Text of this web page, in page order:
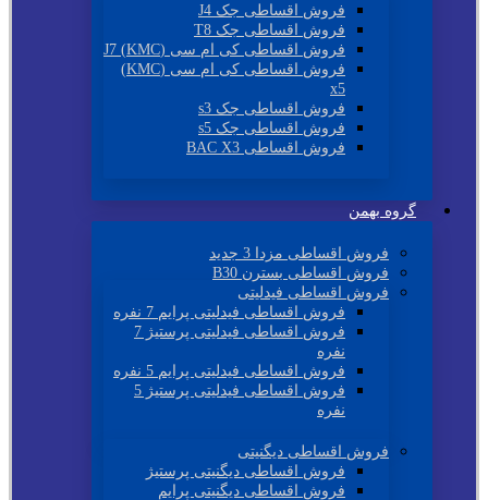
فروش اقساطی جک J4
فروش اقساطی جک T8
فروش اقساطی کی ام سی (KMC) J7
فروش اقساطی کی ام سی (KMC)
x5
فروش اقساطی جک s3
فروش اقساطی جک s5
فروش اقساطی BAC X3
گروه بهمن
فروش اقساطی مزدا 3 جدید
فروش اقساطی بسترن B30
فروش اقساطی فیدلیتی
فروش اقساطی فیدلیتی پرایم 7 نفره
فروش اقساطی فیدلیتی پرستیژ 7
نفره
فروش اقساطی فیدلیتی پرایم 5 نفره
فروش اقساطی فیدلیتی پرستیژ 5
نفره
فروش اقساطی دیگنیتی
فروش اقساطی دیگنیتی پرستیژ
فروش اقساطی دیگنیتی پرایم